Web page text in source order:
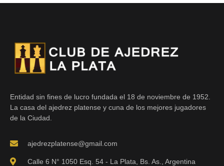
Entidad sin fines de lucro fundada el 18 de noviembre de 1952.
La casa del ajedrez platense y cuna de los mejores jugadores
de la Ciudad.
ajedrezplatense@gmail.com
Calle 6 N° 1050 Esq. 54 - La Plata, Bs. As., Argentina